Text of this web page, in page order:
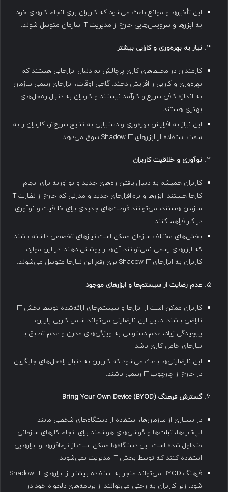
این تأخیرها و موانع باعث می‌شود که کاربران برای انجام کارهای خود
به ابزارها و سرویس‌هایی خارج از مدیریت IT سازمان متوسل شوند.
نیاز به بهره‌وری و کارایی بیشتر
کارمندان در محیط‌های کاری پرچالش به دنبال ابزارهایی هستند که
بهره‌وری و کارایی را افزایش دهند. گاهی اوقات، ابزارهای رسمی سازمان
به اندازه کافی سریع و کارآمد نیستند و کاربران به دنبال راه‌حل‌های
بهتری هستند.
این نیاز به افزایش بهره‌وری و دستیابی به نتایج سریع‌تر، کاربران را به
سمت استفاده از ابزارهای Shadow IT سوق می‌دهد.
نوآوری و خلاقیت کاربران
کاربران همیشه به دنبال یافتن راه‌های جدید و نوآورانه برای انجام
کارها هستند. ابزارها و نرم‌افزارهای جدید و مدرنی که خارج از نظارت IT
سازمان هستند، می‌توانند فرصت‌های جدیدی برای خلاقیت و نوآوری
در کار فراهم کنند.
بخش‌های مختلف سازمان ممکن است نیازهای تخصصی داشته باشند
که ابزارهای رسمی نمی‌توانند آن‌ها را پوشش دهند. در این موارد،
کاربران به ابزارهای Shadow IT برای رفع این نیازها متوسل می‌شوند.
عدم رضایت از سیستم‌ها و ابزارهای موجود
کاربران ممکن است از ابزارها و سیستم‌های ارائه‌شده توسط بخش IT
ناراضی باشند. دلایل این نارضایتی می‌تواند شامل کارایی پایین،
پیچیدگی زیاد، عدم دسترسی به ویژگی‌های مدرن و عدم تطابق با
نیازهای خاص کاری باشد.
این نارضایتی‌ها باعث می‌شود که کاربران به دنبال راه‌حل‌های جایگزین
در خارج از چارچوب IT رسمی باشند.
گسترش فرهنگ
در بسیاری از سازمان‌ها، استفاده از دستگاه‌های شخصی مانند
لپ‌تاپ‌ها، تبلت‌ها و گوشی‌های هوشمند برای انجام کارهای سازمانی
متداول شده است. این دستگاه‌ها ممکن است از نرم‌افزارها و ابزارهایی
استفاده کنند که توسط بخش IT مدیریت نمی‌شوند.
فرهنگ BYOD می‌تواند منجر به استفاده بیشتر از ابزارهای Shadow IT
شود، زیرا کاربران به راحتی می‌توانند از برنامه‌های دلخواه خود در